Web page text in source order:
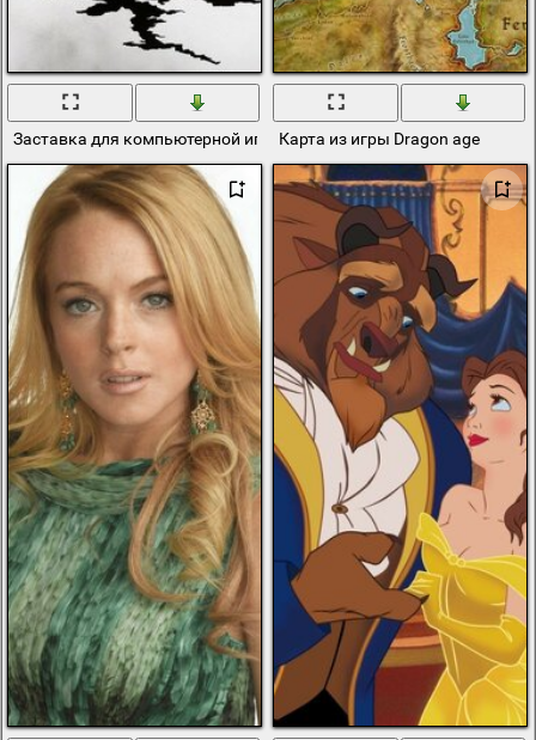
Заставка для компьютерной игры dragon age II
Карта из игры Dragon age